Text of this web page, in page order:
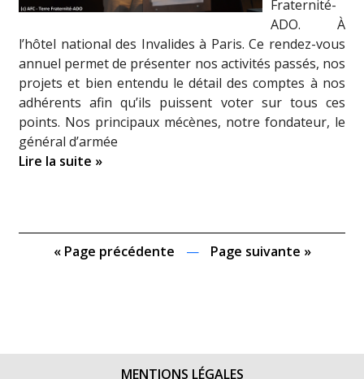
Fraternité-
ADO. À
l’hôtel national des Invalides à Paris. Ce rendez-vous
annuel permet de présenter nos activités passés, nos
projets et bien entendu le détail des comptes à nos
adhérents afin qu’ils puissent voter sur tous ces
points. Nos principaux mécènes, notre fondateur, le
général d’armée
Lire la suite »
« Page précédente — Page suivante »
MENTIONS LÉGALES